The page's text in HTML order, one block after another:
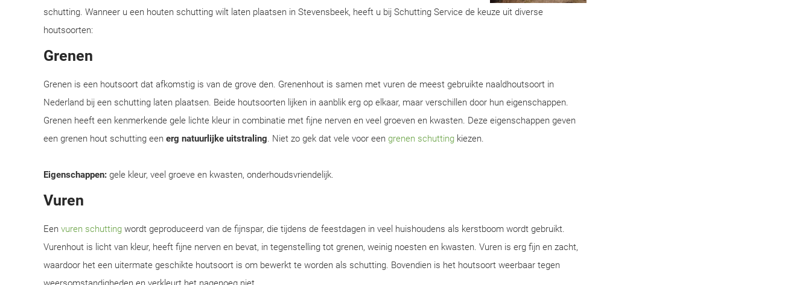
schutting. Wanneer u een houten schutting wilt laten plaatsen in Stevensbeek, heeft u bij Schutting Service de keuze uit diverse
houtsoorten:
Grenen
Grenen is een houtsoort dat afkomstig is van de grove den. Grenenhout is samen met vuren de meest gebruikte naaldhoutsoort in
Nederland bij een schutting laten plaatsen. Beide houtsoorten lijken in aanblik erg op elkaar, maar verschillen door hun eigenschappen.
Grenen heeft een kenmerkende gele lichte kleur in combinatie met fijne nerven en veel groeven en kwasten. Deze eigenschappen geven
een grenen hout schutting een erg natuurlijke uitstraling. Niet zo gek dat vele voor een grenen schutting kiezen.
Eigenschappen: gele kleur, veel groeve en kwasten, onderhoudsvriendelijk.
Vuren
Een vuren schutting wordt geproduceerd van de fijnspar, die tijdens de feestdagen in veel huishoudens als kerstboom wordt gebruikt.
Vurenhout is licht van kleur, heeft fijne nerven en bevat, in tegenstelling tot grenen, weinig noesten en kwasten. Vuren is erg fijn en zacht,
waardoor het een uitermate geschikte houtsoort is om bewerkt te worden als schutting. Bovendien is het houtsoort weerbaar tegen